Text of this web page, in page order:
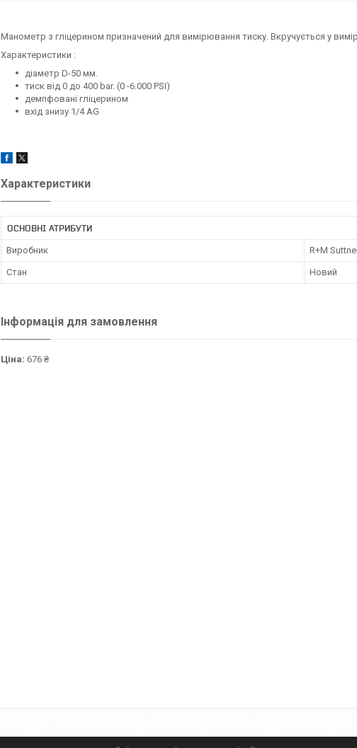
Манометр з гліцерином призначений для вимірювання тиску. Вкручується у
Характеристики :
діаметр D-50 мм.
тиск від 0 до 400 bar. (0 -6.000 PSI)
демпфовані гліцерином
вхід знизу 1/4 AG
Характеристики
ОСНОВНІ АТРИБУТИ
Виробник R+M
Стан Новий
Інформація для замовлення
Ціна: 676 ₴